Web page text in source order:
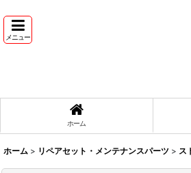
メニュー
ホーム
ホーム > リペアセット・メンテナンスパーツ > ス